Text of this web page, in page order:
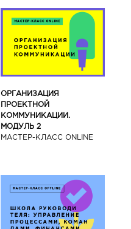
ОРГАНИЗАЦИЯ
ПРОЕКТНОЙ
КОММУНИКАЦИИ.
МОДУЛЬ 2
МАСТЕР-КЛАСС ONLINE